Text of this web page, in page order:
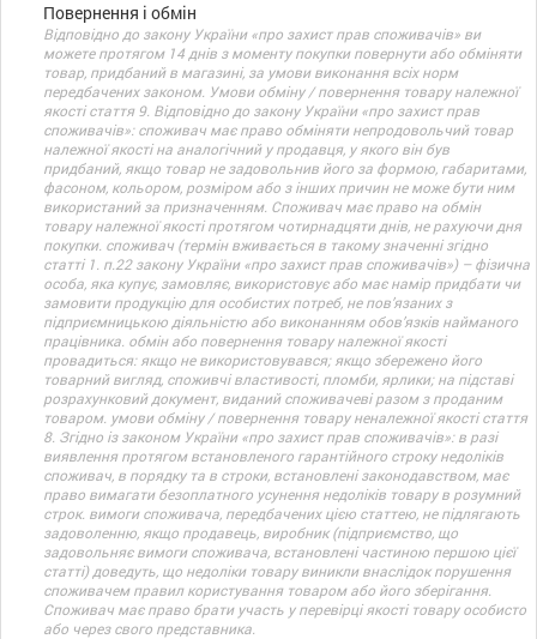
Повернення і обмін
Відповідно до закону України «про захист прав споживачів» ви
можете протягом 14 днів з моменту покупки повернути або обміняти
товар, придбаний в магазині, за умови виконання всіх норм
передбачених законом. Умови обміну / повернення товару належної
якості стаття 9. Відповідно до закону України «про захист прав
споживачів»: споживач має право обміняти непродовольчий товар
належної якості на аналогічний у продавця, у якого він був
придбаний, якщо товар не задовольнив його за формою, габаритами,
фасоном, кольором, розміром або з інших причин не може бути ним
використаний за призначенням. Споживач має право на обмін
товару належної якості протягом чотирнадцяти днів, не рахуючи дня
покупки. споживач (термін вживається в такому значенні згідно
статті 1. п.22 закону України «про захист прав споживачів») – фізична
особа, яка купує, замовляє, використовує або має намір придбати чи
замовити продукцію для особистих потреб, не пов’язаних з
підприємницькою діяльністю або виконанням обов’язків найманого
працівника. обмін або повернення товару належної якості
провадиться: якщо не використовувався; якщо збережено його
товарний вигляд, споживчі властивості, пломби, ярлики; на підставі
розрахунковий документ, виданий споживачеві разом з проданим
товаром. умови обміну / повернення товару неналежної якості стаття
8. Згідно із законом України «про захист прав споживачів»: в разі
виявлення протягом встановленого гарантійного строку недоліків
споживач, в порядку та в строки, встановлені законодавством, має
право вимагати безоплатного усунення недоліків товару в розумний
строк. вимоги споживача, передбачених цією статтею, не підлягають
задоволенню, якщо продавець, виробник (підприємство, що
задовольняє вимоги споживача, встановлені частиною першою цієї
статті) доведуть, що недоліки товару виникли внаслідок порушення
споживачем правил користування товаром або його зберігання.
Споживач має право брати участь у перевірці якості товару особисто
або через свого представника.